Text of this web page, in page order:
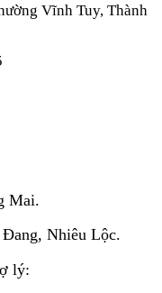
Vĩnh Tuy, Thành
Mai.
Nhiêu Lộc.
lý: